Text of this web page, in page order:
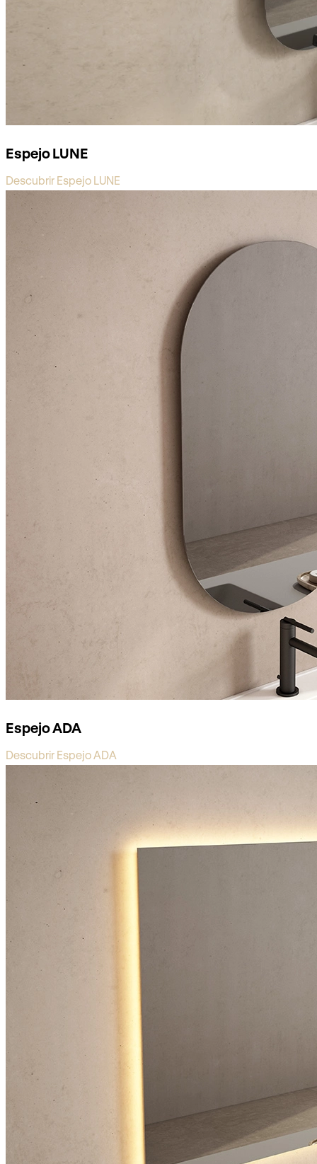
Espejo LUNE
Descubrir Espejo LUNE
Espejo ADA
Descubrir Espejo ADA